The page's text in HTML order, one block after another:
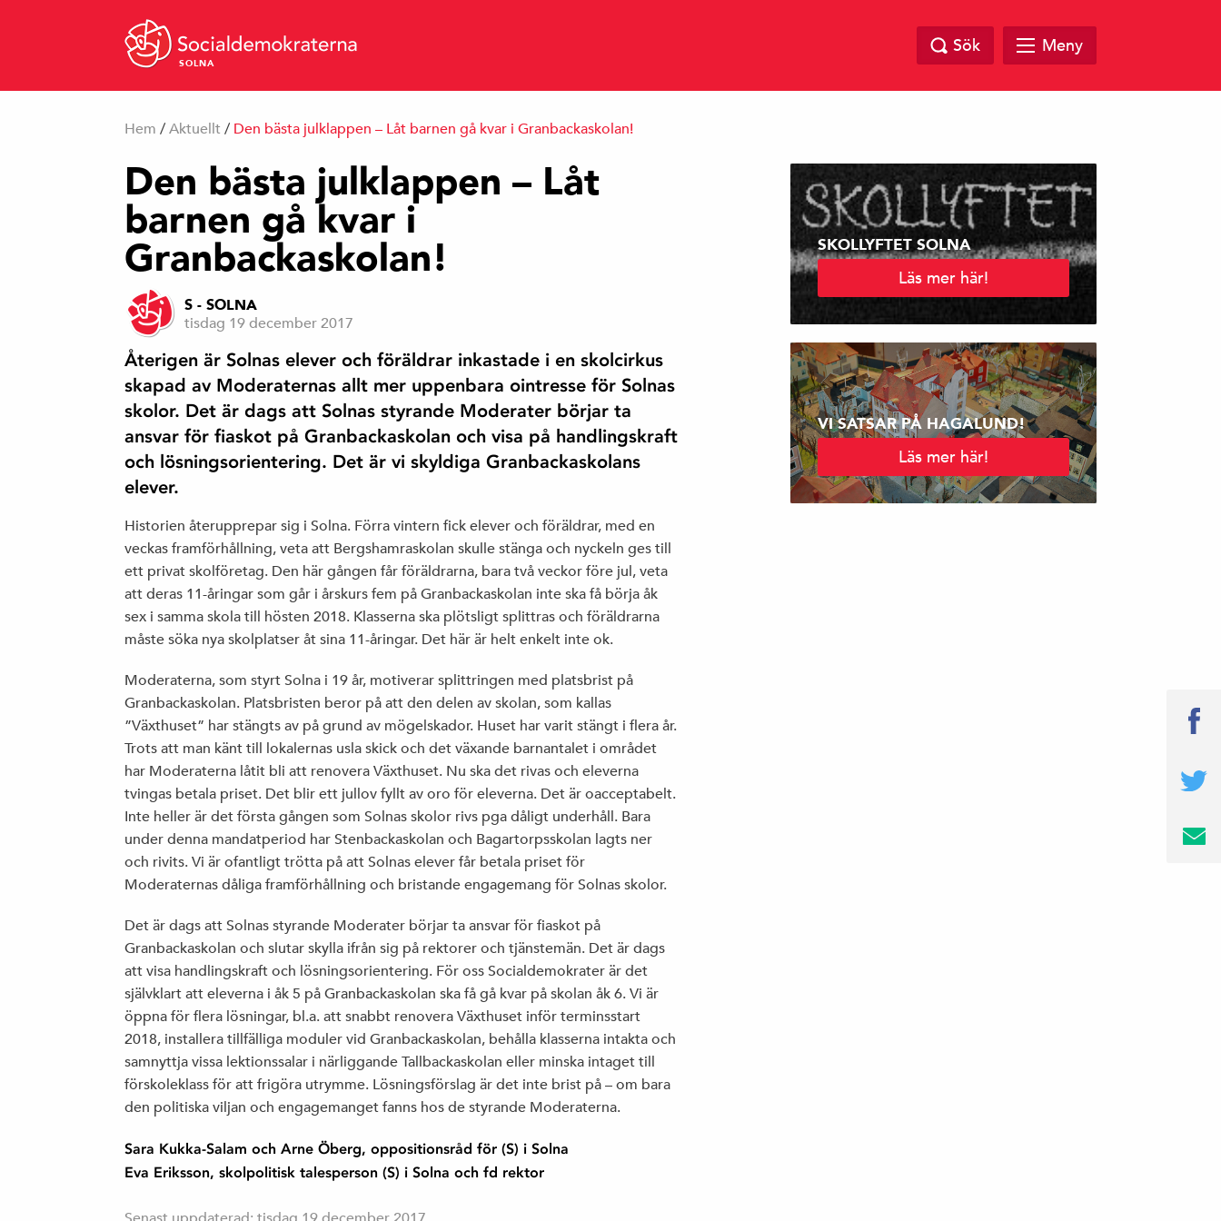
SOLNA
Sök Meny
Hem / Aktuellt / Den bästa julklappen – Låt barnen gå kvar i Granbackaskolan!
Den bästa julklappen – Låt
barnen gå kvar i
Granbackaskolan!
S - SOLNA
tisdag 19 december 2017
Återigen är Solnas elever och föräldrar inkastade i en skolcirkus
skapad av Moderaternas allt mer uppenbara ointresse för Solnas
skolor. Det är dags att Solnas styrande Moderater börjar ta
ansvar för fiaskot på Granbackaskolan och visa på handlingskraft
och lösningsorientering. Det är vi skyldiga Granbackaskolans
elever.
Historien återupprepar sig i Solna. Förra vintern fick elever och föräldrar, med en
veckas framförhållning, veta att Bergshamraskolan skulle stänga och nyckeln ges till
ett privat skolföretag. Den här gången får föräldrarna, bara två veckor före jul, veta
att deras 11-åringar som går i årskurs fem på Granbackaskolan inte ska få börja åk
sex i samma skola till hösten 2018. Klasserna ska plötsligt splittras och föräldrarna
måste söka nya skolplatser åt sina 11-åringar. Det här är helt enkelt inte ok.
Moderaterna, som styrt Solna i 19 år, motiverar splittringen med platsbrist på
Granbackaskolan. Platsbristen beror på att den delen av skolan, som kallas
”Växthuset” har stängts av på grund av mögelskador. Huset har varit stängt i flera år.
Trots att man känt till lokalernas usla skick och det växande barnantalet i området
har Moderaterna låtit bli att renovera Växthuset. Nu ska det rivas och eleverna
tvingas betala priset. Det blir ett jullov fyllt av oro för eleverna. Det är oacceptabelt.
Inte heller är det första gången som Solnas skolor rivs pga dåligt underhåll. Bara
under denna mandatperiod har Stenbackaskolan och Bagartorpsskolan lagts ner
och rivits. Vi är ofantligt trötta på att Solnas elever får betala priset för
Moderaternas dåliga framförhållning och bristande engagemang för Solnas skolor.
Det är dags att Solnas styrande Moderater börjar ta ansvar för fiaskot på
Granbackaskolan och slutar skylla ifrån sig på rektorer och tjänstemän. Det är dags
att visa handlingskraft och lösningsorientering. För oss Socialdemokrater är det
självklart att eleverna i åk 5 på Granbackaskolan ska få gå kvar på skolan åk 6. Vi är
öppna för flera lösningar, bl.a. att snabbt renovera Växthuset inför terminsstart
2018, installera tillfälliga moduler vid Granbackaskolan, behålla klasserna intakta och
samnyttja vissa lektionssalar i närliggande Tallbackaskolan eller minska intaget till
förskoleklass för att frigöra utrymme. Lösningsförslag är det inte brist på – om bara
den politiska viljan och engagemanget fanns hos de styrande Moderaterna.
Sara Kukka-Salam och Arne Öberg, oppositionsråd för (S) i Solna
Eva Eriksson, skolpolitisk talesperson (S) i Solna och fd rektor
SKOLLYFTET SOLNA
Läs mer här!
VI SATSAR PÅ HAGALUND!
Läs mer här!